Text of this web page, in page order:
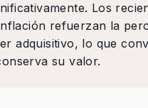
Los
refuerzan la
adquisitivo, lo que
su valor.